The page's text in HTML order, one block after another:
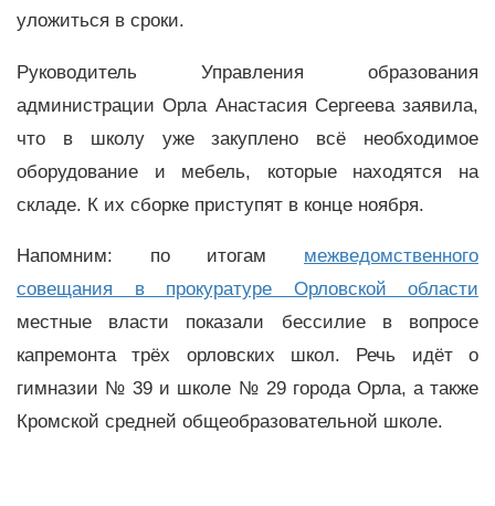
уложиться в сроки.
Руководитель Управления образования
администрации Орла Анастасия Сергеева заявила,
что в школу уже закуплено всё необходимое
оборудование и мебель, которые находятся на
складе. К их сборке приступят в конце ноября.
Напомним: по итогам межведомственного
совещания в прокуратуре Орловской области
местные власти показали бессилие в вопросе
капремонта трёх орловских школ. Речь идёт о
гимназии № 39 и школе № 29 города Орла, а также
Кромской средней общеобразовательной школе.